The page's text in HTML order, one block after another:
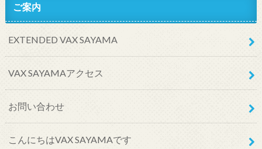
ご案内
EXTENDED VAX SAYAMA
VAX SAYAMAアクセス
お問い合わせ
こんにちはVAX SAYAMAです